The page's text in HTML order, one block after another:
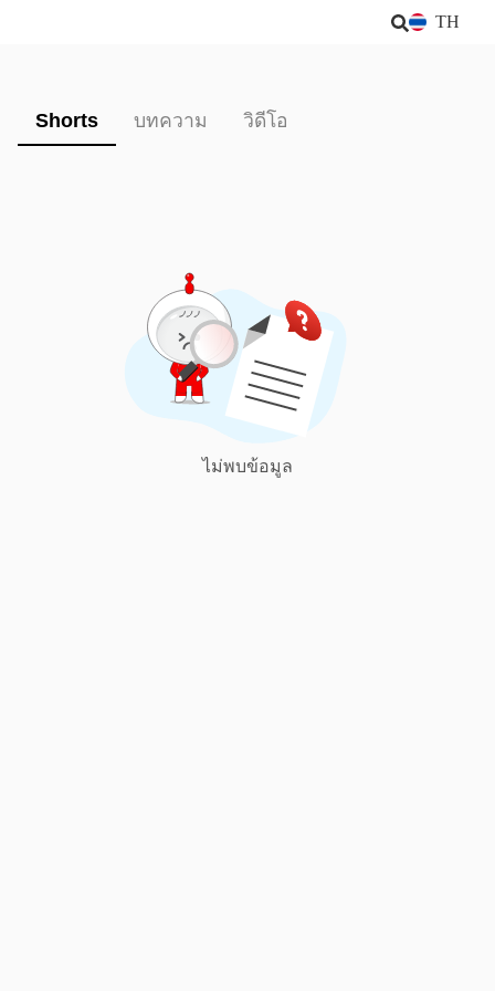
TH
Shorts บทความ วิดีโอ
ไม่พบข้อมูล